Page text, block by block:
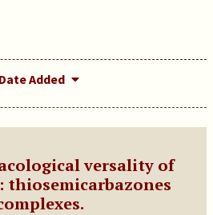
Date Added
versality of
thiosemicarbazones